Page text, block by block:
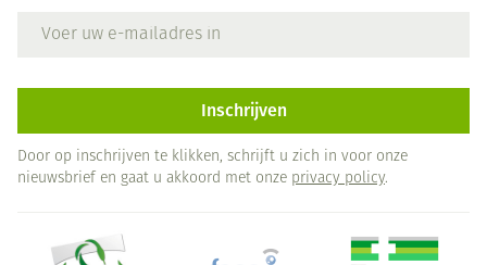
Inschrijven
Door op inschrijven te klikken, schrijft u zich in voor onze
nieuwsbrief en gaat u akkoord met onze privacy policy.